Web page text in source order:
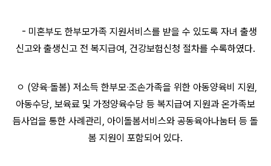
- 미혼부도 한부모가족 지원서비스를 받을 수 있도록 자녀 출생
신고와 출생신고 전 복지급여, 건강보험신청 절차를 수록하였다.
ㅇ (양육‧돌봄) 저소득 한부모‧조손가족을 위한 아동양육비 지원,
아동수당, 보육료 및 가정양육수당 등 복지급여 지원과 온가족보
듬사업을 통한 사례관리, 아이돌봄서비스와 공동육아나눔터 등 돌
봄 지원이 포함되어 있다.